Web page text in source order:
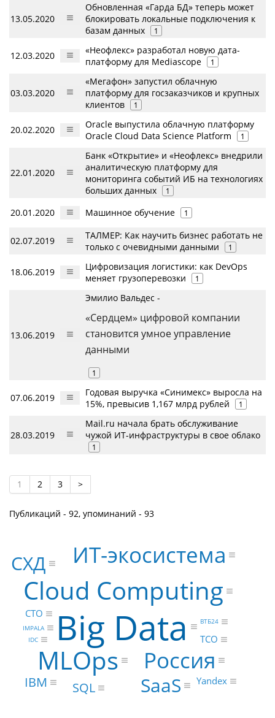
13.05.2020
Обновленная «Гарда БД» теперь может
блокировать локальные подключения к
базам данных
1
12.03.2020
«Неофлекс» разработал новую дата-
платформу для Mediascope
1
03.03.2020
«Мегафон» запустил облачную
платформу для госзаказчиков и крупных
клиентов
1
20.02.2020
Oracle выпустила облачную платформу
Oracle Cloud Data Science Platform
1
22.01.2020
Банк «Открытие» и «Неофлекс» внедрили
аналитическую платформу для
мониторинга событий ИБ на технологиях
больших данных
1
20.01.2020 Машинное обучение 1
02.07.2019
ТАЛМЕР: Как научить бизнес работать не
только с очевидными данными
1
18.06.2019
Цифровизация логистики: как DevOps
меняет грузоперевозки
1
13.06.2019
Эмилио Вальдес -
«Сердцем» цифровой компании
становится умное управление
данными
1
07.06.2019
Годовая выручка «Синимекс» выросла на
15%, превысив 1,167 млрд рублей
1
28.03.2019
Mail.ru начала брать обслуживание
чужой ИТ-инфраструктуры в свое облако
1
1 2 3 >
Публикаций - 92, упоминаний - 93
Big Data
Cloud Computing
MLOps Россия
ИТ-экосистема
SaaS
СХД
IBM SQL Yandex
CTO
TCO
IMPALA
IDC
ВТБ24